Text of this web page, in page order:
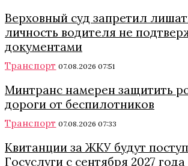
Верховный суд запретил
личность водителя не
документами
Транспорт 07.08.2026 07:51
Минтранс намерен защитить
дороги от беспилотников
Транспорт 07.08.2026 07:33
Квитанции за ЖКУ будут
Госуслуги с сентября 2027 года